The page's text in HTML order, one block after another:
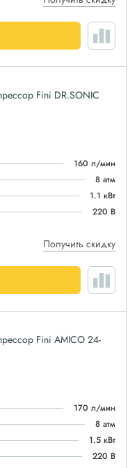
Fini DR.SONIC
160 л/мин
8 атм
1.1 кВт
220 В
Получить скидку
Fini AMICO 24-
170 л/мин
8 атм
1.5 кВт
220 В